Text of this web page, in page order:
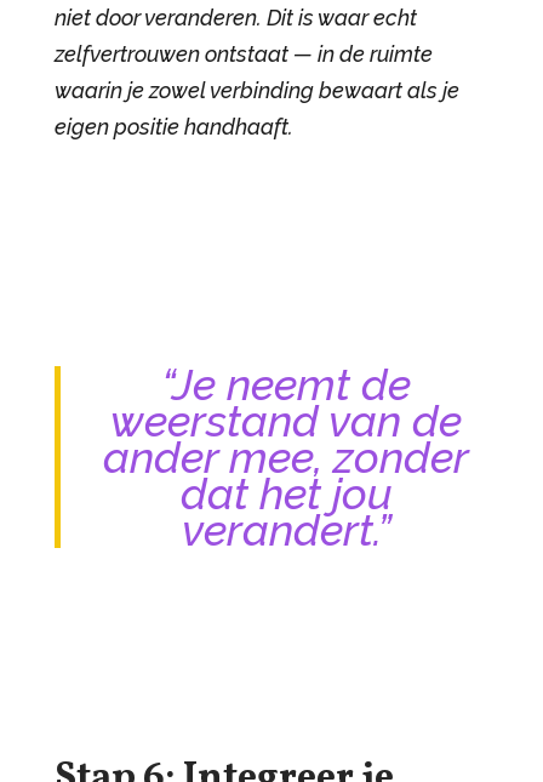
niet door veranderen. Dit is waar echt
zelfvertrouwen ontstaat — in de ruimte
waarin je zowel verbinding bewaart als je
eigen positie handhaaft.
“Je neemt de
weerstand van de
ander mee, zonder
dat het jou
verandert.”